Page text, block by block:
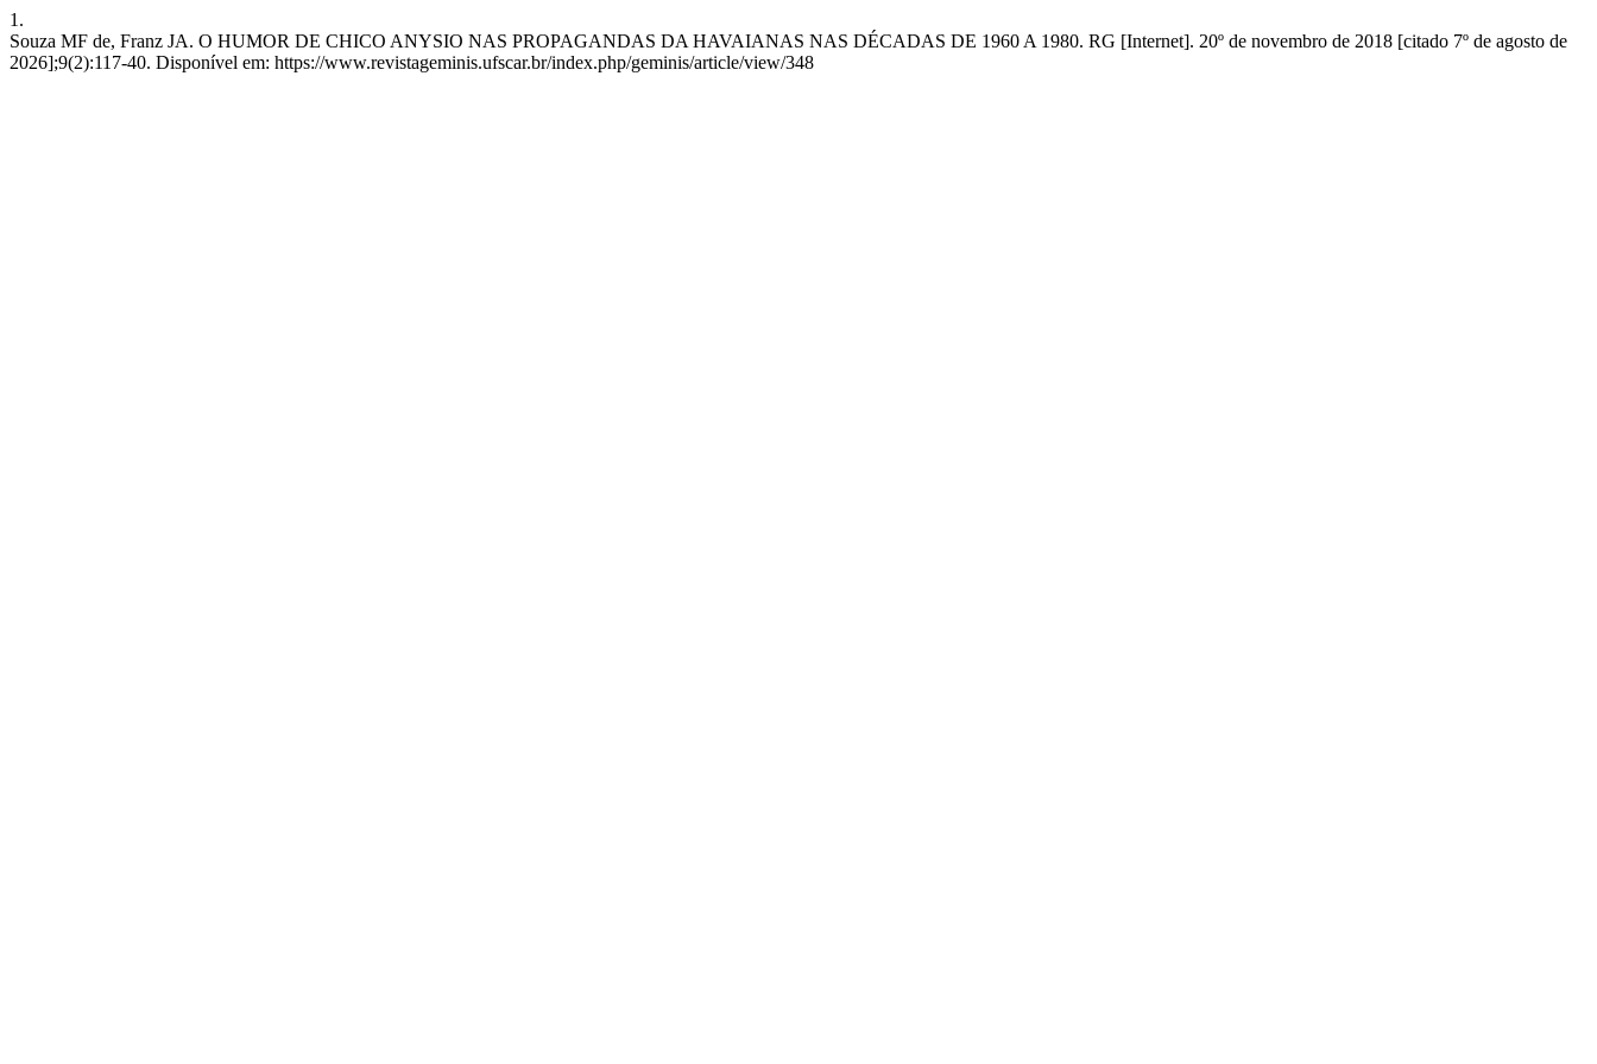
1.
Souza MF de, Franz JA. O HUMOR DE CHICO ANYSIO NAS PROPAGANDAS DA HAVAIANAS NAS DÉCADAS DE 1960 A 1980. RG [Internet]. 20º de novembro de 2018 [citado 7º de agosto de
2026];9(2):117-40. Disponível em: https://www.revistageminis.ufscar.br/index.php/geminis/article/view/348